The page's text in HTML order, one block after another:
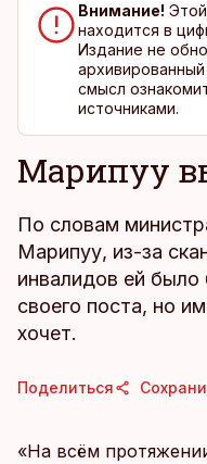
Внимание!
находится в
Издание не
смысл
источниками.
Марипуу
По словам
Марипуу, из-за
инвалидов ей
своего поста, но
хочет.
Поделиться
«На всём